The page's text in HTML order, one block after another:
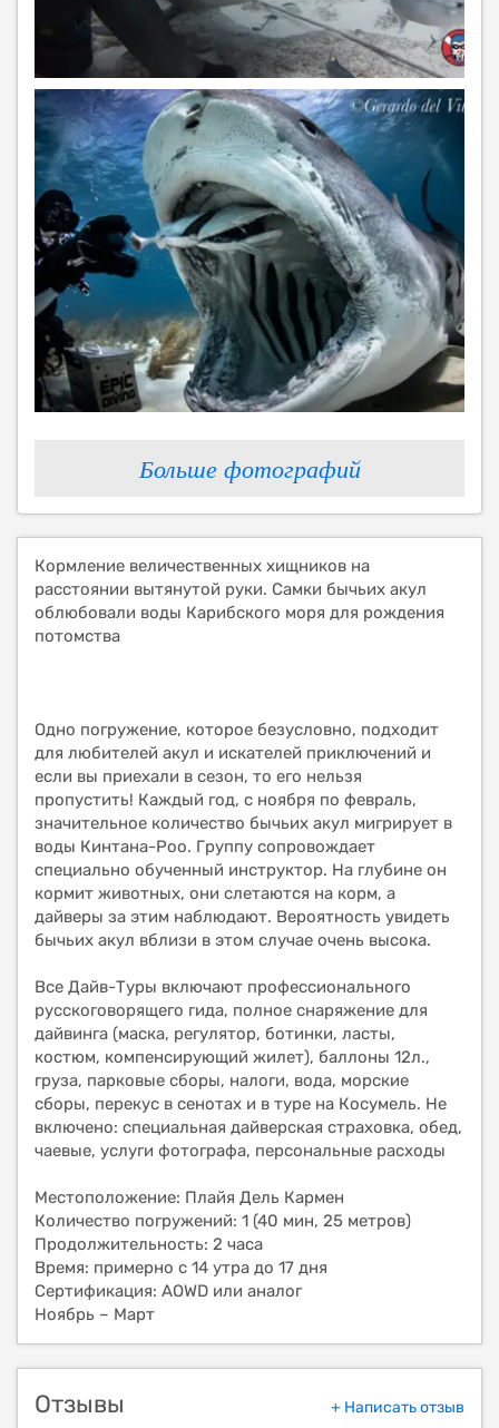
Больше фотографий
Кормление величественных хищников на
расстоянии вытянутой руки. Самки бычьих акул
облюбовали воды Карибского моря для рождения
потомства
Одно погружение, которое безусловно, подходит
для любителей акул и искателей приключений и
если вы приехали в сезон, то его нельзя
пропустить! Каждый год, с ноября по февраль,
значительное количество бычьих акул мигрирует в
воды Кинтана-Роо. Группу сопровождает
специально обученный инструктор. На глубине он
кормит животных, они слетаются на корм, а
дайверы за этим наблюдают. Вероятность увидеть
бычьих акул вблизи в этом случае очень высока.
Все Дайв-Туры включают профессионального
русскоговорящего гида, полное снаряжение для
дайвинга (маска, регулятор, ботинки, ласты,
костюм, компенсирующий жилет), баллоны 12л.,
груза, парковые сборы, налоги, вода, морские
сборы, перекус в сенотах и в туре на Косумель. Не
включено: специальная дайверская страховка, обед,
чаевые, услуги фотографа, персональные расходы
Местоположение: Плайя Дель Кармен
Количество погружений: 1 (40 мин, 25 метров)
Продолжительность: 2 часа
Время: примерно с 14 утра до 17 дня
Сертификация: AOWD или аналог
Ноябрь – Март
Отзывы + Написать отзыв